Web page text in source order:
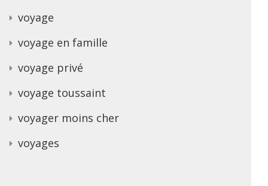
voyage
voyage en famille
voyage privé
voyage toussaint
voyager moins cher
voyages